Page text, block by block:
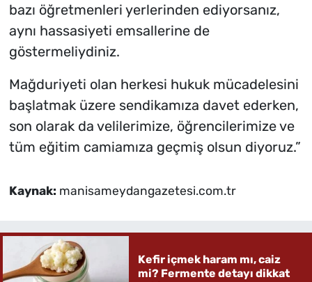
bazı öğretmenleri yerlerinden ediyorsanız,
aynı hassasiyeti emsallerine de
göstermeliydiniz.
Mağduriyeti olan herkesi hukuk mücadelesini
başlatmak üzere sendikamıza davet ederken,
son olarak da velilerimize, öğrencilerimize ve
tüm eğitim camiamıza geçmiş olsun diyoruz.”
Kaynak: manisameydangazetesi.com.tr
Kefir içmek haram mı, caiz
mi? Fermente detayı dikkat